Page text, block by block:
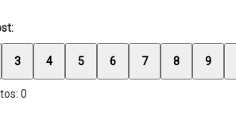
3 4 5 6 7 8 9
0